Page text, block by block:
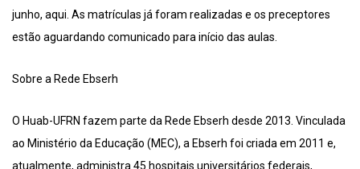
junho, aqui. As matrículas já foram realizadas e os preceptores
estão aguardando comunicado para início das aulas.
Sobre a Rede Ebserh
O Huab-UFRN fazem parte da Rede Ebserh desde 2013. Vinculada
ao Ministério da Educação (MEC), a Ebserh foi criada em 2011 e,
atualmente, administra 45 hospitais universitários federais,